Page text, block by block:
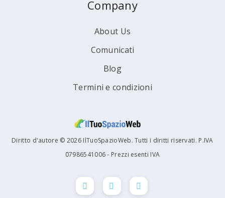
Company
About Us
Comunicati
Blog
Termini e condizioni
Diritto d'autore © 2026 IlTuoSpazioWeb. Tutti i diritti riservati. P.IVA
07986541006 - Prezzi esenti IVA